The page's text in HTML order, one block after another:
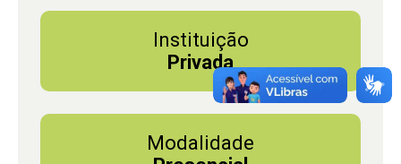
Instituição
Privada
Modalidade